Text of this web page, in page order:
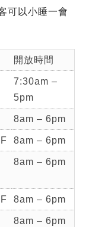
可以小睡一會
開放時間
7:30am –
5pm
8am – 6pm
8am – 6pm
8am – 6pm
8am – 6pm
8am – 6pm